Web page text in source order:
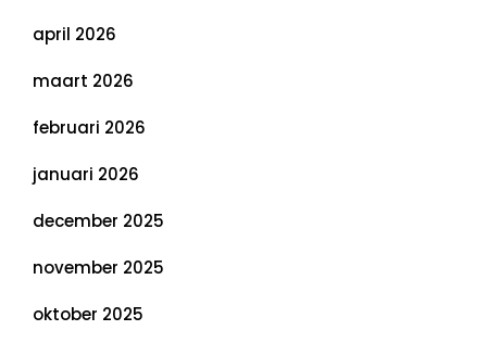
april 2026
maart 2026
februari 2026
januari 2026
december 2025
november 2025
oktober 2025